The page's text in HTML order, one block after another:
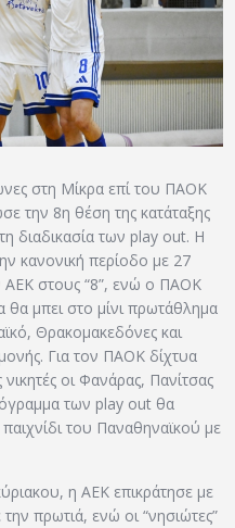
στη Μίκρα επί του ΠΑΟΚ
την 8η θέση της κατάταξης
διαδικασία των play out. Η
κανονική περίοδο με 27
ΑΕΚ στους “8”, ενώ ο ΠΑΟΚ
θα μπει στο μίνι πρωτάθλημα
Θρακομακεδόνες και
Για τον ΠΑΟΚ δίχτυα
οι Φανάρας, Πανίτσας
των play out θα
του Παναθηναϊκού με
η ΑΕΚ επικράτησε με
πρωτιά, ενώ οι “νησιώτες”